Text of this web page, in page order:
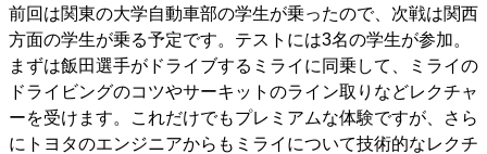
前回は関東の大学自動車部の学生が乗ったので、次戦は関西
方面の学生が乗る予定です。テストには3名の学生が参加。
まずは飯田選手がドライブするミライに同乗して、ミライの
ドライビングのコツやサーキットのライン取りなどレクチャ
ーを受けます。これだけでもプレミアムな体験ですが、さら
にトヨタのエンジニアからもミライについて技術的なレクチ